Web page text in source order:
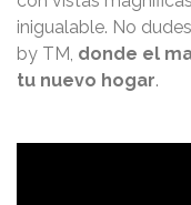
inigualable. No
by TM, donde el
tu nuevo hogar.